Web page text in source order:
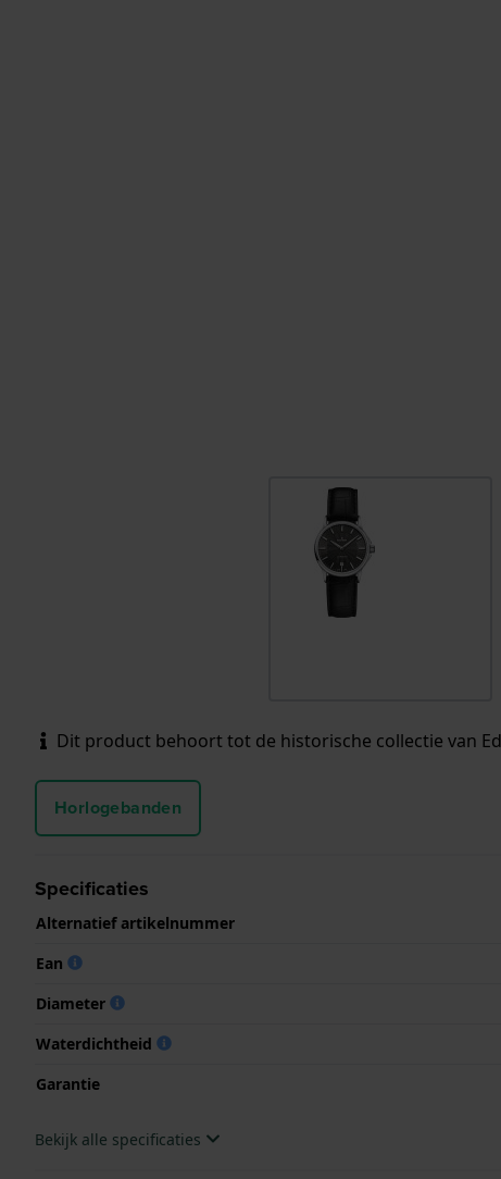
Dit product behoort tot de historische collectie van
Horlogebanden
Specificaties
Alternatief artikelnummer
Ean
Diameter
Waterdichtheid
Garantie
Bekijk alle specificaties